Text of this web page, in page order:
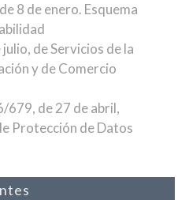
8 de enero. Esquema
de Servicios de la
y de Comercio
679, de 27 de abril,
Protección de Datos